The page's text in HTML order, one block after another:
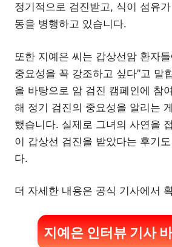
정기적으로 검진받고, 식이 섬유
동을 병행하고 있습니다.
또한 지예은 씨는 갑상선암 환자
중요성을 꼭 강조하고 싶다”고 말
을 바탕으로 암 검진 캠페인에 참
해 정기 검진의 중요성을 알리는
했습니다. 실제로 그녀의 사연을
이 갑상선 검진을 받았다는 후기
다.
더 자세한 내용은 공식 기사에서
지예은 인터뷰 기사